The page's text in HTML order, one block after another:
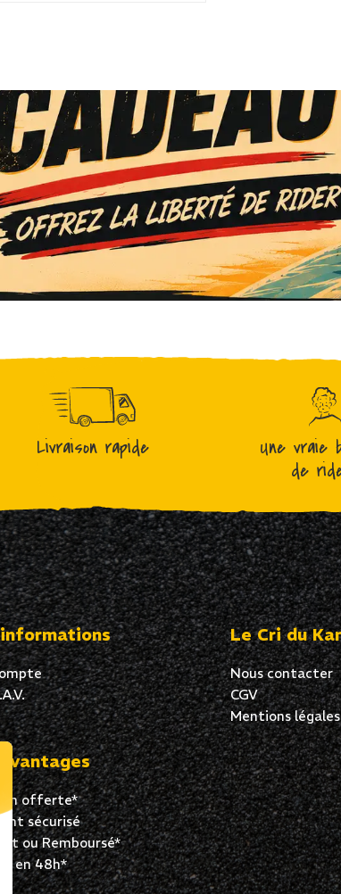
Livraison rapide
Une vraie
de
offerte*
sécurisé
ou Remboursé*
en 48h*
Le Cri du
Nous contacter
CGV
Mentions légales